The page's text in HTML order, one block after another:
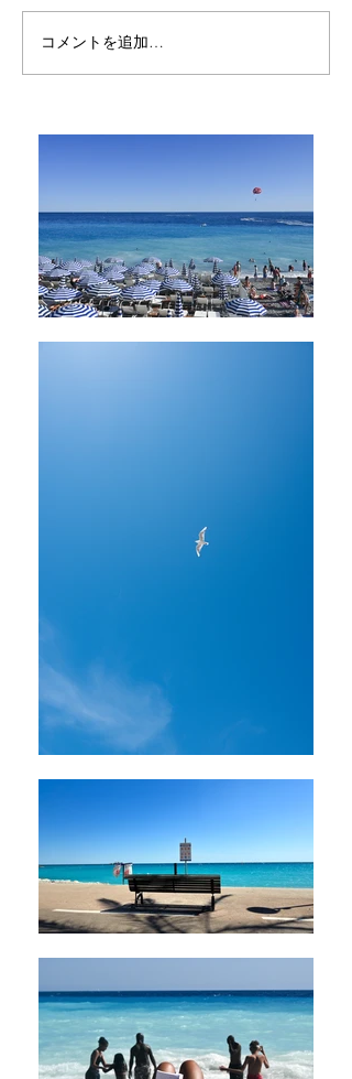
香りを使って現実を変え
るには？②
コメントを追加…